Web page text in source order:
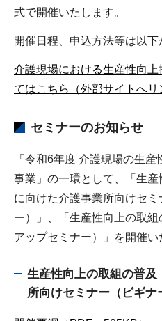
式で開催いたします。
開催日程、申込方法等は以下
介護現場における生産性向
てはこちら（外部サイトへリ
セミナーのお知らせ
「令和6年度 介護現場の生
事業」の一環として、「生
に向けた介護事業所向けセ
ー）」、「生産性向上の取
アップセミナー）」を開催い
生産性向上の取組の普
所向けセミナー（ビギナ